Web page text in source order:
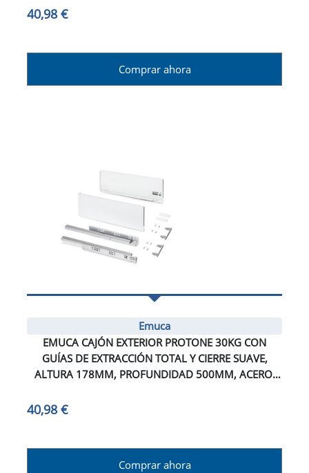
40,98 €
Comprar ahora
Emuca
EMUCA CAJÓN EXTERIOR PROTONE 30KG CON
GUÍAS DE EXTRACCIÓN TOTAL Y CIERRE SUAVE,
ALTURA 178MM, PROFUNDIDAD 500MM, ACERO,
40,98 €
Comprar ahora